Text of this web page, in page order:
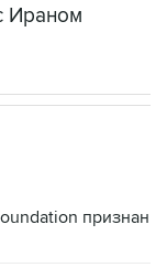
Ираном
признан